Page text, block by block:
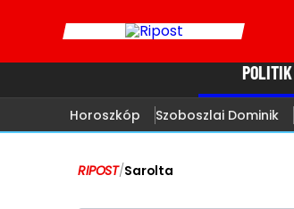
POLITIK
Horoszkóp Szoboszlai Dominik
RIPOST/Sarolta